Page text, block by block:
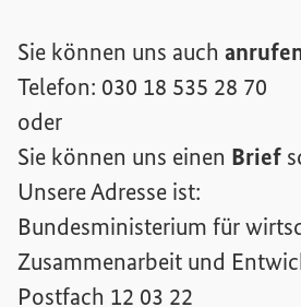
Sie können uns auch
Telefon: 030 18 535 28 70
oder
Sie können uns einen Brief
Unsere Adresse ist:
Bundesministerium für
Zusammenarbeit und
Postfach 12 03 22